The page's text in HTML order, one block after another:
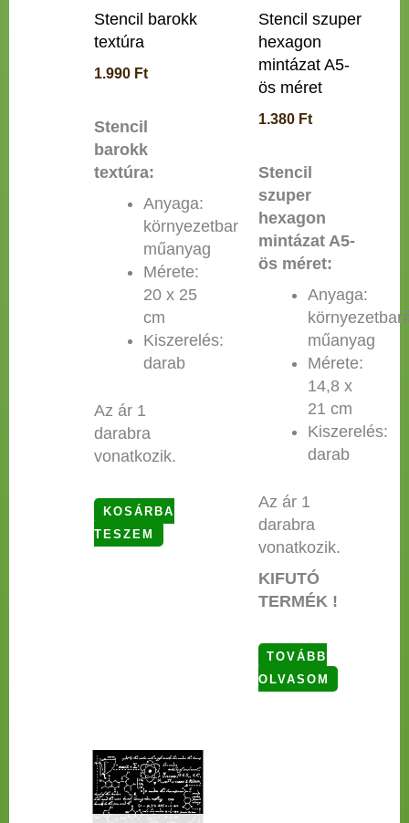
Stencil barokk
textúra
1.990 Ft
Stencil
barokk
textúra:
Anyaga:
környezetbarát
műanyag
Mérete:
20 x 25
cm
Kiszerelés:
darab
Az ár 1
darabra
vonatkozik.
KOSÁRBA
TESZEM
Stencil szuper
hexagon
mintázat A5-
ös méret
1.380 Ft
Stencil
szuper
hexagon
mintázat A5-
ös méret:
Anyaga:
műanyag
Mérete:
14,8 x
21 cm
Kiszerelés:
darab
Az ár 1
darabra
vonatkozik.
KIFUTÓ
TERMÉK !
TOVÁBB
OLVASOM